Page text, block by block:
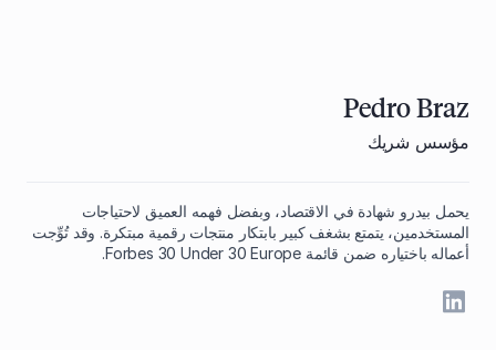
Pedro Braz
مؤسس شريك
يحمل بيدرو شهادة في الاقتصاد، وبفضل فهمه العميق لاحتياجات
المستخدمين، يتمتع بشغف كبير بابتكار منتجات رقمية مبتكرة. وقد تُوِّجت
أعماله باختياره ضمن قائمة Forbes 30 Under 30 Europe.